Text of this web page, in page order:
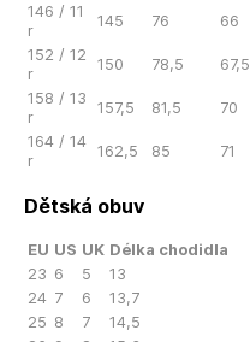
146 / 11
r
145 76 66
152 / 12
r
150 78,5 67,5
158 / 13
r
157,5 81,5 70
164 / 14
r
162,5 85 71
Dětská obuv
EU US UK Délka chodidla
23 6 5
13
24 7 6
13,7
25 8 7
14,5